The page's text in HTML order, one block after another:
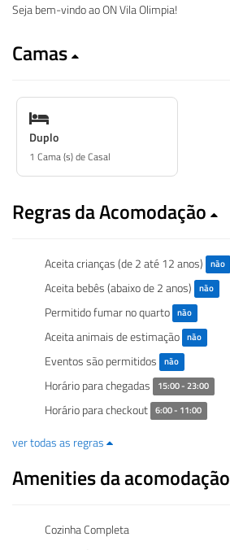
Seja bem-vindo ao ON Vila Olimpia!
Camas
Duplo
1 Cama (s) de Casal
Regras da Acomodação
Aceita crianças (de 2 até 12 anos) não
Aceita bebês (abaixo de 2 anos) não
Permitido fumar no quarto não
Aceita animais de estimação não
Eventos são permitidos não
Horário para chegadas 15:00 - 23:00
Horário para checkout 6:00 - 11:00
ver todas as regras
Amenities da acomodação
Cozinha Completa